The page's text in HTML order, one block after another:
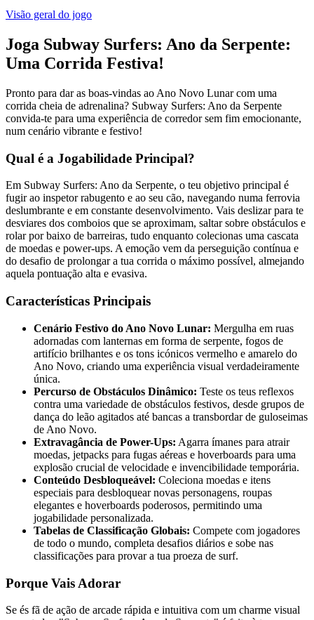
Visão geral do jogo
Joga Subway Surfers: Ano da Serpente:
Uma Corrida Festiva!
Pronto para dar as boas-vindas ao Ano Novo Lunar com uma
corrida cheia de adrenalina? Subway Surfers: Ano da Serpente
convida-te para uma experiência de corredor sem fim emocionante,
num cenário vibrante e festivo!
Qual é a Jogabilidade Principal?
Em Subway Surfers: Ano da Serpente, o teu objetivo principal é
fugir ao inspetor rabugento e ao seu cão, navegando numa ferrovia
deslumbrante e em constante desenvolvimento. Vais deslizar para te
desviares dos comboios que se aproximam, saltar sobre obstáculos e
rolar por baixo de barreiras, tudo enquanto colecionas uma cascata
de moedas e power-ups. A emoção vem da perseguição contínua e
do desafio de prolongar a tua corrida o máximo possível, almejando
aquela pontuação alta e evasiva.
Características Principais
Cenário Festivo do Ano Novo Lunar: Mergulha em ruas
adornadas com lanternas em forma de serpente, fogos de
artifício brilhantes e os tons icónicos vermelho e amarelo do
Ano Novo, criando uma experiência visual verdadeiramente
única.
Percurso de Obstáculos Dinâmico: Teste os teus reflexos
contra uma variedade de obstáculos festivos, desde grupos de
dança do leão agitados até bancas a transbordar de guloseimas
de Ano Novo.
Extravagância de Power-Ups: Agarra ímanes para atrair
moedas, jetpacks para fugas aéreas e hoverboards para uma
explosão crucial de velocidade e invencibilidade temporária.
Conteúdo Desbloqueável: Coleciona moedas e itens
especiais para desbloquear novas personagens, roupas
elegantes e hoverboards poderosos, permitindo uma
jogabilidade personalizada.
Tabelas de Classificação Globais: Compete com jogadores
de todo o mundo, completa desafios diários e sobe nas
classificações para provar a tua proeza de surf.
Porque Vais Adorar
Se és fã de ação de arcade rápida e intuitiva com um charme visual